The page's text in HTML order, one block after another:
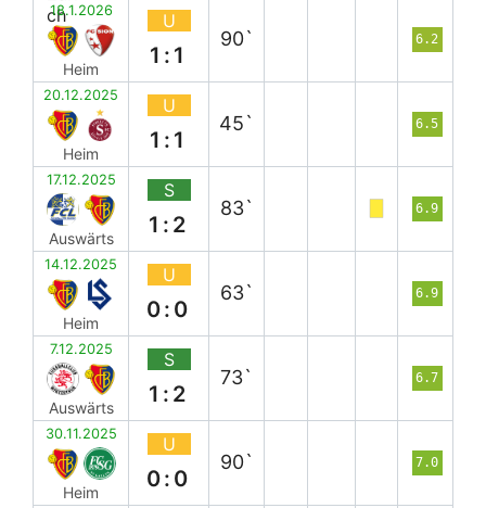
18.1.2026
Heim
U
1:1
90` 6.2
20.12.2025
Heim
U
1:1
45` 6.5
17.12.2025
Auswärts
S
1:2
83` 6.9
14.12.2025
Heim
U
0:0
63` 6.9
7.12.2025
Auswärts
S
1:2
73` 6.7
30.11.2025
Heim
U
0:0
90` 7.0